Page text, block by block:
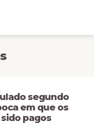
segundo
em que os
pagos